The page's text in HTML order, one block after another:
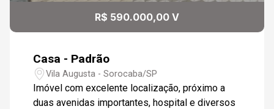
R$ 590.000,00 V
Casa - Padrão
Vila Augusta - Sorocaba/SP
Imóvel com excelente localização, próximo a
duas avenidas importantes, hospital e diversos